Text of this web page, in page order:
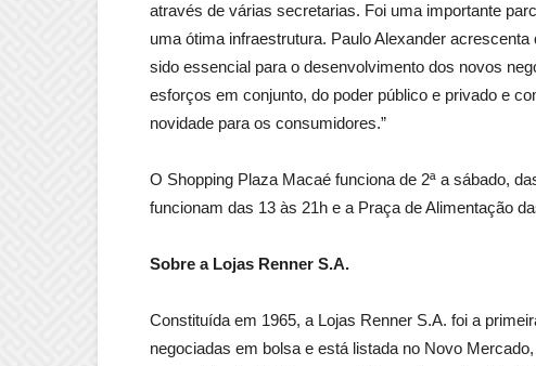
através de várias secretarias. Foi uma importante
uma ótima infraestrutura. Paulo Alexander
sido essencial para o desenvolvimento dos novos
esforços em conjunto, do poder público e privado e
novidade para os consumidores.”
O Shopping Plaza Macaé funciona de 2ª a sábado,
funcionam das 13 às 21h e a Praça de Alimentação
Sobre a Lojas Renner S.A.
Constituída em 1965, a Lojas Renner S.A. foi a
negociadas em bolsa e está listada no Novo